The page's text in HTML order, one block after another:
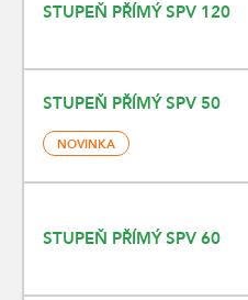
STUPEŇ PŘÍMÝ SPV 120
STUPEŇ PŘÍMÝ SPV 50
NOVINKA
STUPEŇ PŘÍMÝ SPV 60